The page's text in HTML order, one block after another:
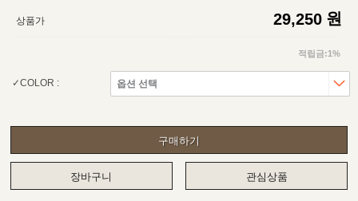
상품가 29,250 원
적립금:1%
COLOR :
구매하기
장바구니 관심상품